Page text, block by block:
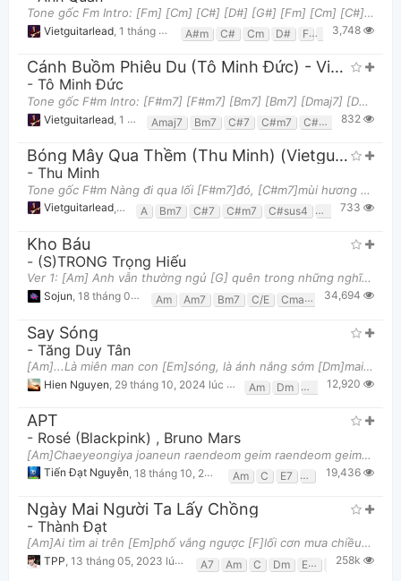
Tone gốc Fm Intro: [Fm] [Cm] [C#] [D#] [G#] [Fm] [Cm] [C#] [Cm] [Fm] [Fm]Ai cũng từng tin có
Vietguitarlead 1 tháng 01, 2026 lúc 03:00pm A#m C# Cm D# F Fm Fsus4
3,748
Cánh Buồm Phiêu Du (Tô Minh Đức) - Vietguitarlead
- Tô Minh Đức
Tone gốc F#m Intro: [F#m7] [F#m7] [Bm7] [Bm7] [Dmaj7] [Dmaj7] [Bm7] [Bm7] [C#m7] [F#m7]Nói với e
Vietguitarlead 1 tháng 01, 2026 lúc 10:47am Amaj7 Bm7 C#7 C#m7 C#m7/G# Dmaj7
832
Bóng Mây Qua Thềm (Thu Minh) (Vietguitarlead)
- Thu Minh
Tone gốc F#m Nàng đi qua lối [F#m7]đó, [C#m7]mùi hương bay theo [Bm7]gió [C#m7] Giọt cà phê vẫn
Vietguitarlead 31 tháng 12, 2025 lúc 06:41pm
A Bm7 C#7 C#m7 C#sus4 Dmaj7 E
733
Kho Báu
- (S)TRONG Trọng Hiếu
Ver 1: [Am] Anh vẫn thường ngủ [G] quên trong những nghĩ suy chưa vội [F] tan Mình từng là [C/E] h
Sojun, 18 tháng 07, 2025 lúc 05:07am Am Am7 Bm7 C/E Cmaj7 Dm7 E7
34,694
Say Sóng
- Tăng Duy Tân
[Am]...Là miên man con [Em]sóng, là ánh nắng sớm [Dm]mai là lí do khiến tim anh đi nhầm [Am]lối. L
Hien Nguyen 29 tháng 10, 2024 lúc 09:11pm Am Dm Em 12,920
APT
- Rosé (Blackpink) , Bruno Mars
[Am]Chaeyeongiya joaneun raendeom geim raendeom geim Game start [Am]Apateu, apateu Apateu, apateu
Tiến Đạt Nguyễn 18 tháng 10, 2024 lúc 09:33pm Am C E7 F G
19,436
Ngày Mai Người Ta Lấy Chồng
- Thành Đạt
[Am]Ai tìm ai trên [Em]phố vắng ngược [F]lối cơn mưa chiều [C]giăng giăng [F]Ai tìm ai dưới trăng n
TPP, 13 tháng 05, 2023 lúc 05:08am A7 Am C Dm Em G
258k